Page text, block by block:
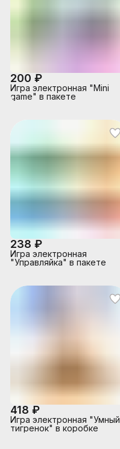
200 ₽
Игра электронная "Mini
game" в пакете
238 ₽
Игра электронная
"Управляйка" в пакете
418 ₽
Игра электронная "Умный
тигренок" в коробке